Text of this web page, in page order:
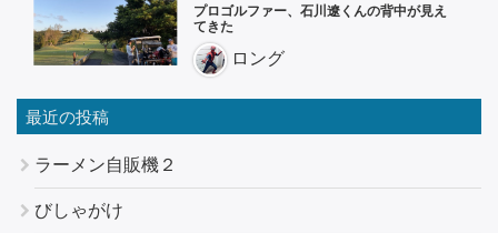
プロゴルファー、石川遼くんの背中が見え
てきた
ロング
最近の投稿
ラーメン自販機２
びしゃがけ